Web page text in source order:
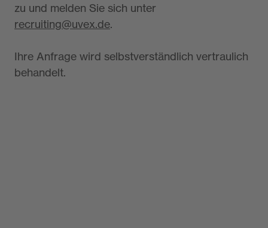
zu und melden Sie sich unter
recruiting@uvex.de.
Ihre Anfrage wird selbstverständlich vertraulich
behandelt.